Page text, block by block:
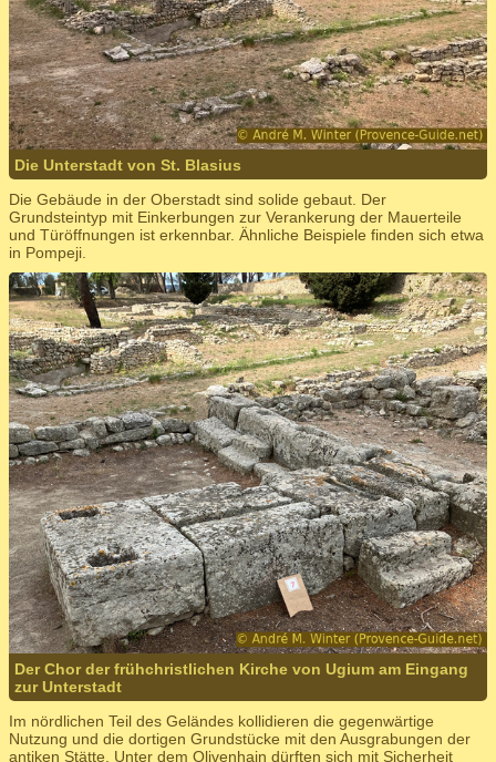
Die Unterstadt von St. Blasius
Die Gebäude in der Oberstadt sind solide gebaut. Der
Grundsteintyp mit Einkerbungen zur Verankerung der Mauerteile
und Türöffnungen ist erkennbar. Ähnliche Beispiele finden sich etwa
in Pompeji.
Der Chor der frühchristlichen Kirche von Ugium am Eingang
zur Unterstadt
Im nördlichen Teil des Geländes kollidieren die gegenwärtige
Nutzung und die dortigen Grundstücke mit den Ausgrabungen der
antiken Stätte. Unter dem Olivenhain dürften sich mit Sicherheit